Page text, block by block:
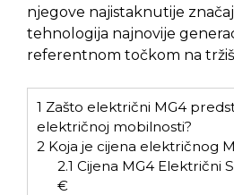
njegove najistaknutije
tehnologija najnovije
referentnom točkom na
1 Zašto električni MG4
električnoj mobilnosti?
2 Koja je cijena električnog
2.1 Cijena MG4 Električni
€